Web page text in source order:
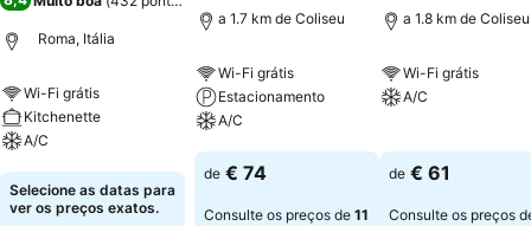
Roma, Itália
Wi-Fi grátis
Kitchenette
A/C
Ver preços
Selecione as datas para
ver os preços exatos.
a 1.7 km de Coliseu
Wi-Fi grátis
Estacionamento
A/C
Ver preços
de € 74
Consulte os preços de 11
a 1.8 km de Coliseu
Wi-Fi grátis
A/C
de € 61
Consulte os preços